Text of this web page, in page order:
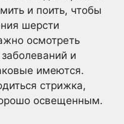
и поить, чтобы
шерсти
осмотреть
и
имеются.
стрижка,
освещенным.